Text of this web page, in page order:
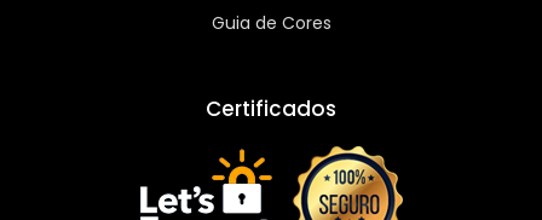
Guia de Cores
Certificados